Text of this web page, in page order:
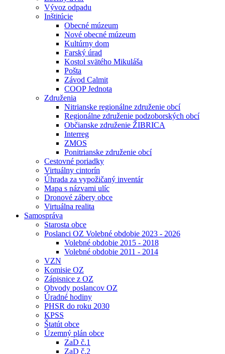
Vývoz odpadu
Inštitúcie
Obecné múzeum
Nové obecné múzeum
Kultúrny dom
Farský úrad
Kostol svätého Mikuláša
Pošta
Závod Calmit
COOP Jednota
Združenia
Nitrianske regionálne združenie obcí
Regionálne združenie podzoborských obcí
Občianske združenie ŽIBRICA
Interreg
ZMOS
Ponitrianske združenie obcí
Cestovné poriadky
Virtuálny cintorín
Úhrada za vypožičaný inventár
Mapa s názvami ulíc
Dronové zábery obce
Virtuálna realita
Samospráva
Starosta obce
Poslanci OZ Volebné obdobie 2023 - 2026
Volebné obdobie 2015 - 2018
Volebné obdobie 2011 - 2014
VZN
Komisie OZ
Zápisnice z OZ
Obvody poslancov OZ
Úradné hodiny
PHSR do roku 2030
KPSS
Štatút obce
Územný plán obce
ZaD č.1
ZaD č.2